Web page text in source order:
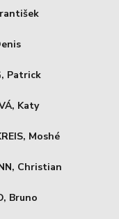
Patrick
Katy
Moshé
Christian
Bruno